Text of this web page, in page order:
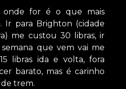
onde for é o que mais
Ir para Brighton (cidade
me custou 30 libras, ir
que vem vai me
libras ida e volta, fora
barato, mas é carinho
trem.